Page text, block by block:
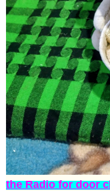
the Radio for door